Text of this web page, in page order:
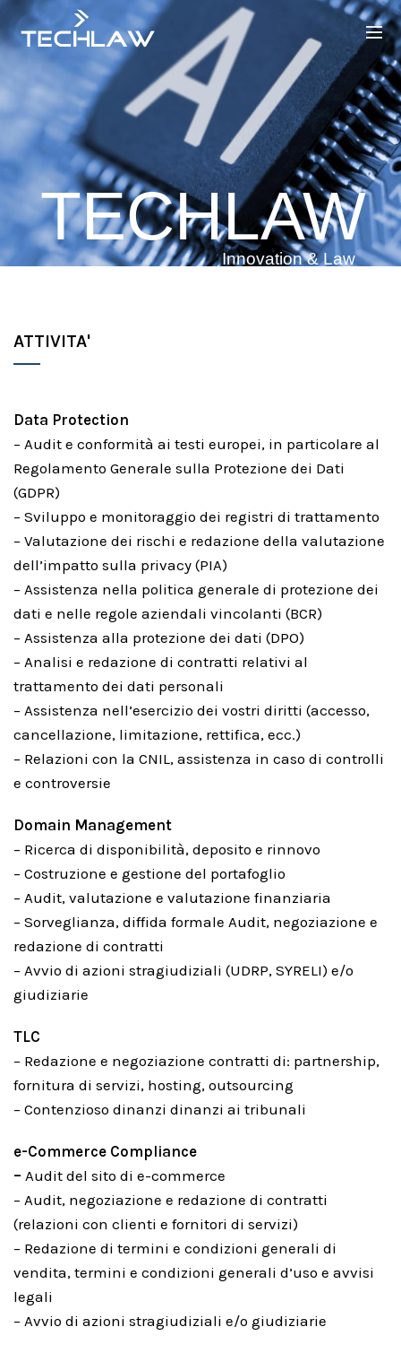
TECHLAW
Innovation & Law
ATTIVITA'
Data Protection
– Audit e conformità ai testi europei, in particolare al
Regolamento Generale sulla Protezione dei Dati
(GDPR)
– Sviluppo e monitoraggio dei registri di trattamento
– Valutazione dei rischi e redazione della valutazione
dell’impatto sulla privacy (PIA)
– Assistenza nella politica generale di protezione dei
dati e nelle regole aziendali vincolanti (BCR)
– Assistenza alla protezione dei dati (DPO)
– Analisi e redazione di contratti relativi al
trattamento dei dati personali
– Assistenza nell’esercizio dei vostri diritti (accesso,
cancellazione, limitazione, rettifica, ecc.)
– Relazioni con la CNIL, assistenza in caso di controlli
e controversie
Domain Management
– Ricerca di disponibilità, deposito e rinnovo
– Costruzione e gestione del portafoglio
– Audit, valutazione e valutazione finanziaria
– Sorveglianza, diffida formale Audit, negoziazione e
redazione di contratti
– Avvio di azioni stragiudiziali (UDRP, SYRELI) e/o
giudiziarie
TLC
– Redazione e negoziazione contratti di: partnership,
fornitura di servizi, hosting, outsourcing
– Contenzioso dinanzi dinanzi ai tribunali
e-Commerce Compliance
– Audit del sito di e-commerce
– Audit, negoziazione e redazione di contratti
(relazioni con clienti e fornitori di servizi)
– Redazione di termini e condizioni generali di
vendita, termini e condizioni generali d’uso e avvisi
legali
– Avvio di azioni stragiudiziali e/o giudiziarie